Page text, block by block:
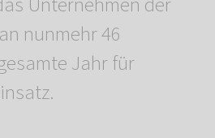
nunmehr 46
Jahr für